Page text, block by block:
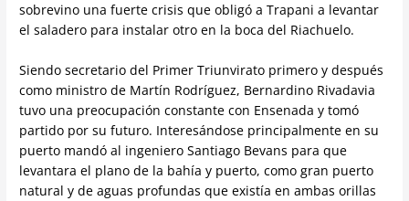
sobrevino una fuerte crisis que obligó a Trapani a levantar
el saladero para instalar otro en la boca del Riachuelo.
Siendo secretario del Primer Triunvirato primero y después
como ministro de Martín Rodríguez, Bernardino Rivadavia
tuvo una preocupación constante con Ensenada y tomó
partido por su futuro. Interesándose principalmente en su
puerto mandó al ingeniero Santiago Bevans para que
levantara el plano de la bahía y puerto, como gran puerto
natural y de aguas profundas que existía en ambas orillas